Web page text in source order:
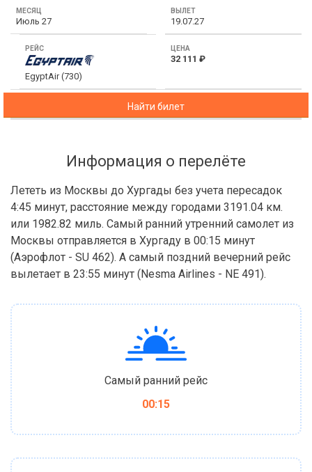
Июль 27 19.07.27
EgyptAir (730)
32 111 ₽
Найти билет
Информация о перелёте
Лететь из Москвы до Хургады без учета пересадок
4:45 минут, расстояние между городами 3191.04 км.
или 1982.82 миль. Самый ранний утренний самолет из
Москвы отправляется в Хургаду в 00:15 минут
(Аэрофлот - SU 462). А самый поздний вечерний рейс
вылетает в 23:55 минут (Nesma Airlines - NE 491).
Самый ранний рейс
00:15